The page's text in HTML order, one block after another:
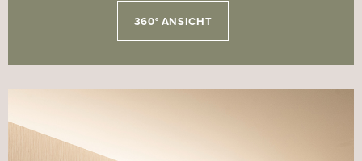
360° ANSICHT